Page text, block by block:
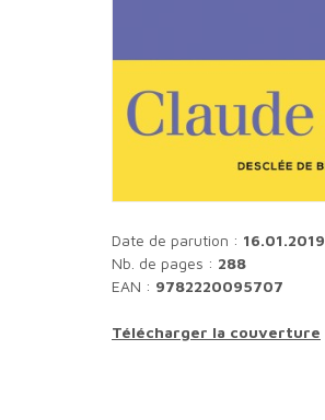
Date de parution : 16.01.2019
Nb. de pages : 288
EAN : 9782220095707
Télécharger la couverture